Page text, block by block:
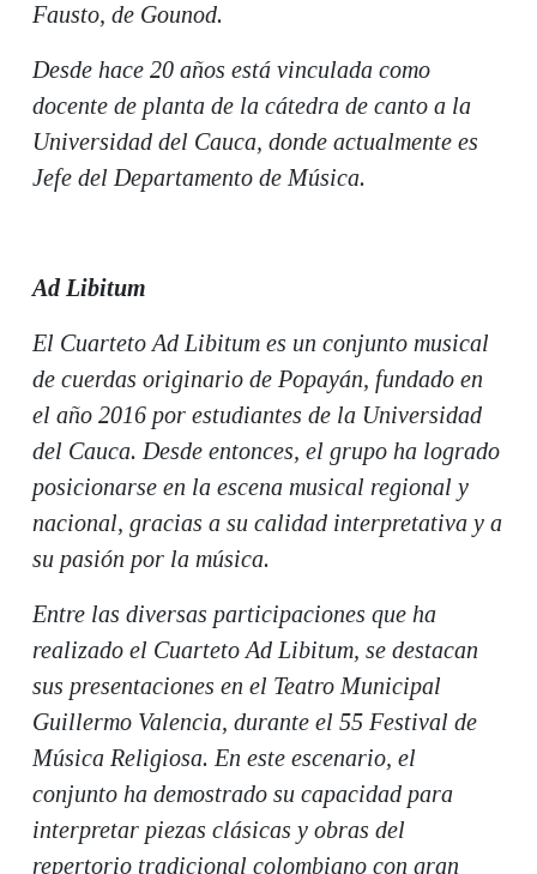
Fausto, de Gounod.
Desde hace 20 años está vinculada como
docente de planta de la cátedra de canto a la
Universidad del Cauca, donde actualmente es
Jefe del Departamento de Música.
Ad Libitum
El Cuarteto Ad Libitum es un conjunto musical
de cuerdas originario de Popayán, fundado en
el año 2016 por estudiantes de la Universidad
del Cauca. Desde entonces, el grupo ha logrado
posicionarse en la escena musical regional y
nacional, gracias a su calidad interpretativa y a
su pasión por la música.
Entre las diversas participaciones que ha
realizado el Cuarteto Ad Libitum, se destacan
sus presentaciones en el Teatro Municipal
Guillermo Valencia, durante el 55 Festival de
Música Religiosa. En este escenario, el
conjunto ha demostrado su capacidad para
interpretar piezas clásicas y obras del
repertorio tradicional colombiano con gran